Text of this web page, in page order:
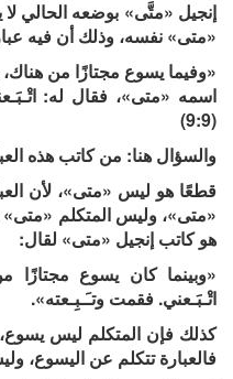
إنجيل «متَّى» بوضعه الحالي
«متى» نفسه، وذلك أن فيه
«وفيما يسوع مجتازًا من هناك،
اسمه «متى»، فقال له:
(9:9)
والسؤال هنا: من كاتب هذه
قطعًا هو ليس «متى»، لأن
«متى»، وليس المتكلم
هو كاتب إنجيل «متى» لقال:
«وبينما كان يسوع مجتازًا
اتْـبَـعني. فقمت وتـَـبِـعته».
كذلك فإن المتكلم ليس
فالعبارة تتكلم عن اليسوع،